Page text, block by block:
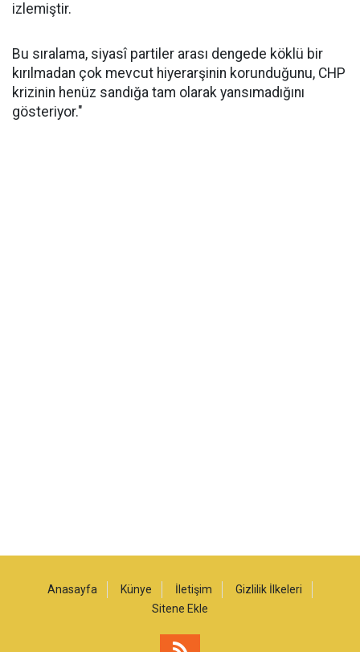
izlemiştir.
Bu sıralama, siyasî partiler arası dengede köklü bir
kırılmadan çok mevcut hiyerarşinin korunduğunu, CHP
krizinin henüz sandığa tam olarak yansımadığını
gösteriyor."
Anasayfa Künye İletişim
Gizlilik İlkeleri
Sitene Ekle